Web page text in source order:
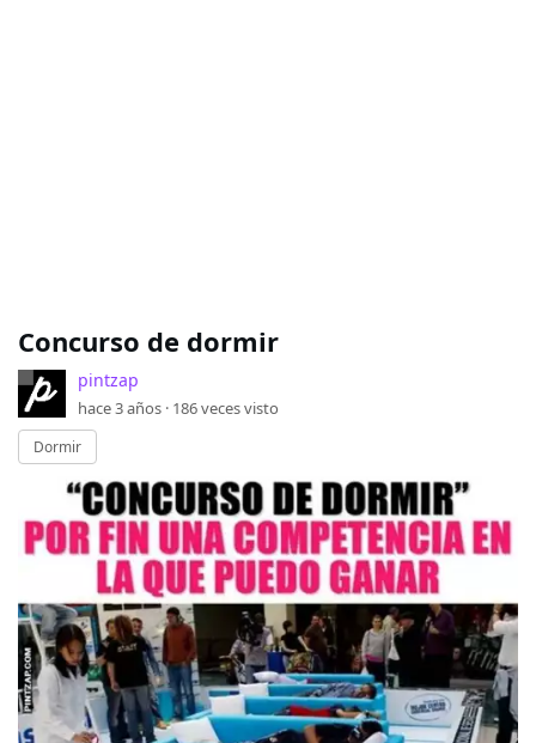
Concurso de dormir
pintzap
hace 3 años · 186veces visto
Dormir